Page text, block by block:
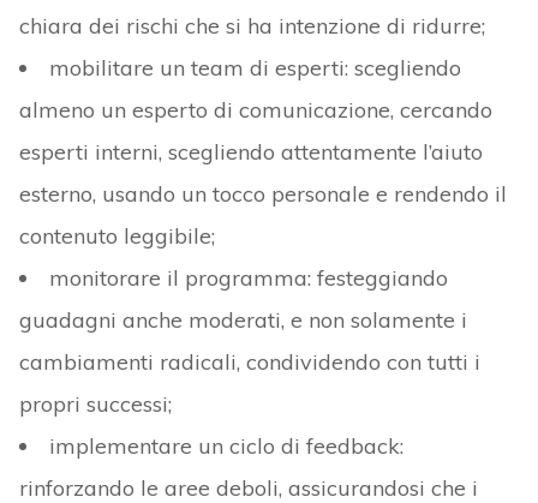
chiara dei rischi che si ha intenzione di ridurre;
mobilitare un team di esperti: scegliendo
almeno un esperto di comunicazione, cercando
esperti interni, scegliendo attentamente l’aiuto
esterno, usando un tocco personale e rendendo il
contenuto leggibile;
monitorare il programma: festeggiando
guadagni anche moderati, e non solamente i
cambiamenti radicali, condividendo con tutti i
propri successi;
implementare un ciclo di feedback:
rinforzando le aree deboli, assicurandosi che i